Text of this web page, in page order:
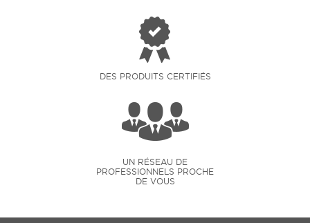
DES PRODUITS CERTIFIÉS
UN RÉSEAU DE
PROFESSIONNELS PROCHE
DE VOUS